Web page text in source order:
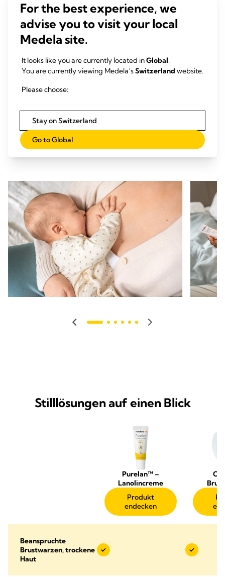
Brustwarzen und trockene Haut.
Contact™ Brusthütchenermöglichen das Stillen,
auch wenn Schwierigkeiten beim Anlegen auftreten,
und tragen zum Schutz schmerzender Brustwarzen
Hydrogel-Pads kühlen und beruhigen die
Brustwarzen zwischen den Stillmahlzeiten und fördern
Stilleinlagen
Jedes Produkt wurde mit Augenmerk auf deinen Komfort
und deine Stillziele entwickelt – damit du dich ganz auf die
Bindung zu deinem Baby konzentrieren kannst.
Stilllösungen auf einen Blick
Purelan™ –
Lanolincreme
Produkt
endecken
Beanspruchte
Brustwarzen, trockene
Haut
For the best experience, we
advise you to visit your local
Medela site.
It looks like you are currently located inGlobal.
You are currently viewing Medela’sSwitzerland website.
Please choose:
Stay on Switzerland
Go to Global